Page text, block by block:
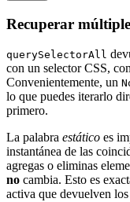
Recuperar
querySelectorAll
con un selector CSS,
Convenientemente, un
lo que puedes iterarlo
primero.
La palabra estático es
instantánea de las
agregas o eliminas
no cambia. Esto es
activa que devuelven